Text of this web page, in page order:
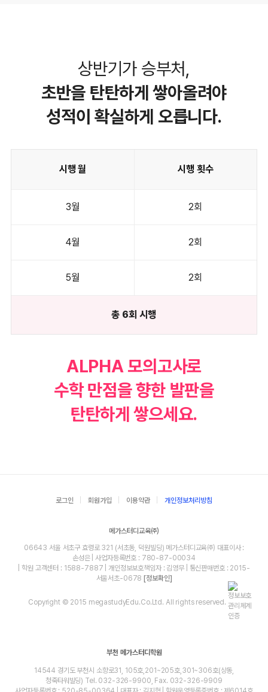
상반기가 승부처,
초반을 탄탄하게 쌓아올려야
성적이 확실하게 오릅니다.
시행 월 시행 횟수
3월 2회
4월 2회
5월 2회
총 6회 시행
ALPHA 모의고사로
수학 만점을 향한 발판을
탄탄하게 쌓으세요.
로그인 회원가입 이용약관 개인정보처리방침
메가스터디교육㈜
06643 서울 서초구 효령로 321 (서초동, 덕원빌딩) 메가스터디교육㈜ 대표이사 :
손성은 | 사업자등록번호 : 780-87-00034
| 학원 고객센터 : 1588-7887 | 개인정보보호책임자 : 김영무 | 통신판매번호 : 2015-
서울서초-0678[정보확인]
Copyright © 2015 megastudyEdu.Co.Ltd. All rights reserved.
부천 메가스터디학원
14544 경기도 부천시 소향로31, 105호,201~205호,301~306호(상동,
청죽타워빌딩) Tel. 032-326-9900, Fax. 032-326-9909